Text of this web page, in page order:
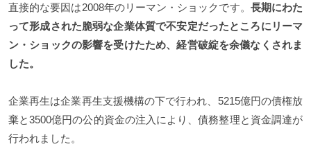
直接的な要因は2008年のリーマン・ショックです。 長期にわた
って形成された脆弱な企業体質で不安定だったところにリーマ
ン・ショックの影響を受けたため、経営破綻を余儀なくされま
した。
企業再生は企業再生支援機構の下で行われ、5215億円の債権放
棄と3500億円の公的資金の注入により、債務整理と資金調達が
行われました。